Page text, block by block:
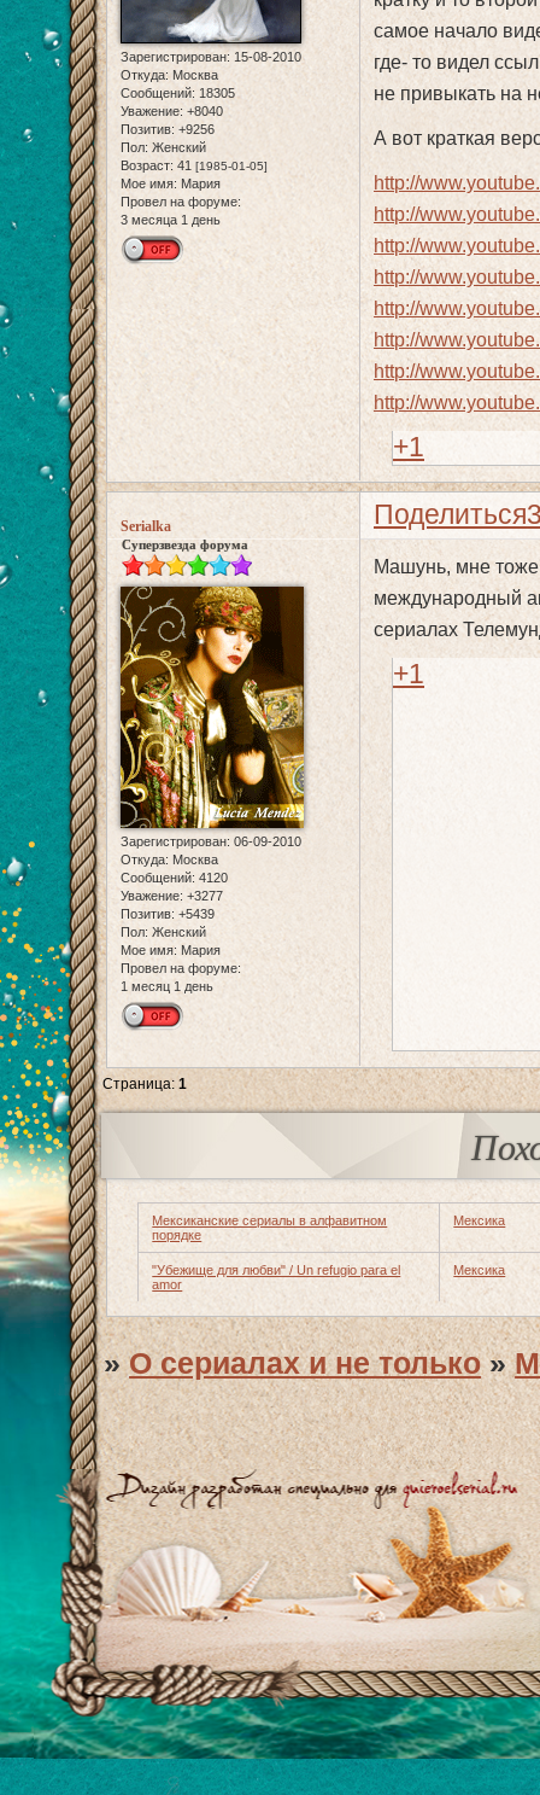
Зарегистрирован: 15-08-2010
Откуда: Москва
Сообщений: 18305
Уважение: +8040
Позитив: +9256
Пол: Женский
Возраст: 41 [1985-01-05]
Мое имя: Мария
Провел на форуме:
3 месяца 1 день
самое начало
где- то видел
не привыкать на
А вот краткая
http://
http://
http://
http://
http://
http://
http://
http://
+1
Поделиться
Serialka
Суперзвезда форума
Зарегистрирован: 06-09-2010
Откуда: Москва
Сообщений: 4120
Уважение: +3277
Позитив: +5439
Пол: Женский
Мое имя: Мария
Провел на форуме:
1 месяц 1 день
Машунь, мне тоже
международный
сериалах
+1
Страница:1
Мексиканские сериалы в алфавитном
порядке
Мексика
"Убежище для любви" / Un refugio para el
amor
Мексика
»О сериалах и не только »